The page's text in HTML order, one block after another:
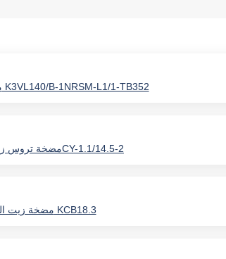
مضخة هيدروليكية كاواساكي K3VL140/B-1NRSM-L1/1-TB352
مضخة تروس زيت التشحيم البحري 2CY-1.1/14.5-2
مضخة زيت التشحيم البحرية KCB18.3